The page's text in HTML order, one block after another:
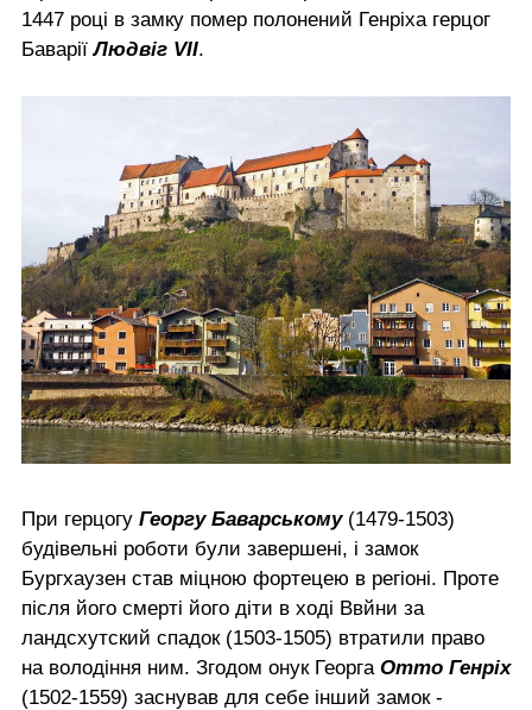
1447 році в замку помер полонений Генріха герцог
БаваріїЛюдвіг VII.
При герцогу Георгу Баварському(1479-1503)
будівельні роботи були завершені, і замок
Бургхаузен став міцною фортецею в регіоні. Проте
після його смерті його діти в ході Ввйни за
ландсхутский спадок (1503-1505) втратили право
на володіння ним. Згодом онук Георга Отто Генріх
(1502-1559) заснував для себе інший замок -